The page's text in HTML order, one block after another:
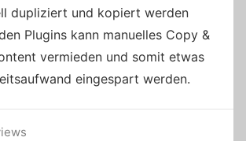
dupliziert und kopiert werden
Plugins kann manuelles Copy &
vermieden und somit etwas
eingespart werden.